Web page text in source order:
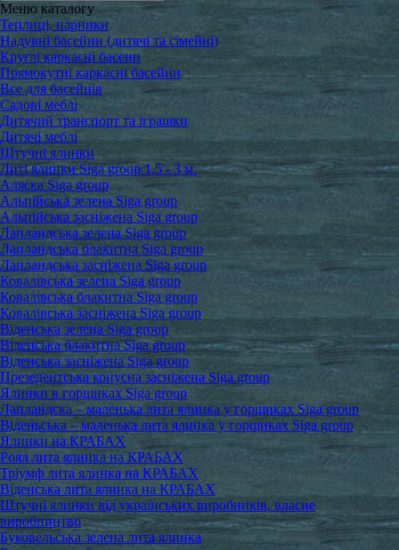
Меню каталогу
Теплиці, парники
Надувні басейни (дитячі та сімейні)
Круглі каркасні басени
Прямокутні каркасні басейни
Все для басейнів
Садові меблі
Дитячий транспорт та іграшки
Дитячі меблі
Штучні ялинки
Литі ялинки Siga group 1.5 - 3 м.
Аляска Siga group
Альпійська зелена Siga group
Альпійська засніжена Siga group
Лапландська зелена Siga group
Лапландська блакитна Siga group
Лапландська засніжена Siga group
Ковалівська зелена Siga group
Ковалівська блакитна Siga group
Ковалівська засніжена Siga group
Віденська зелена Siga group
Віденська блакитна Siga group
Віденська засніжена Siga group
Презедентська конусна засніжена Siga group
Ялинки в горщиках Siga group
Лапландска – маленька лита ялинка у горщиках Siga group
Віденьська – маленька лита ялинка у горщиках Siga group
Ялинки на КРАБАХ
Роял лита ялинка на КРАБАХ
Тріумф лита ялинка на КРАБАХ
Віденська лита ялинка на КРАБАХ
Штучні ялинки від українських виробників, власне
виробництво
Буковельська зелена лита ялинка